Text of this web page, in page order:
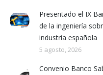
Presentado el IX
de la ingeniería
industria española
5 agosto, 2026
Convenio Banco